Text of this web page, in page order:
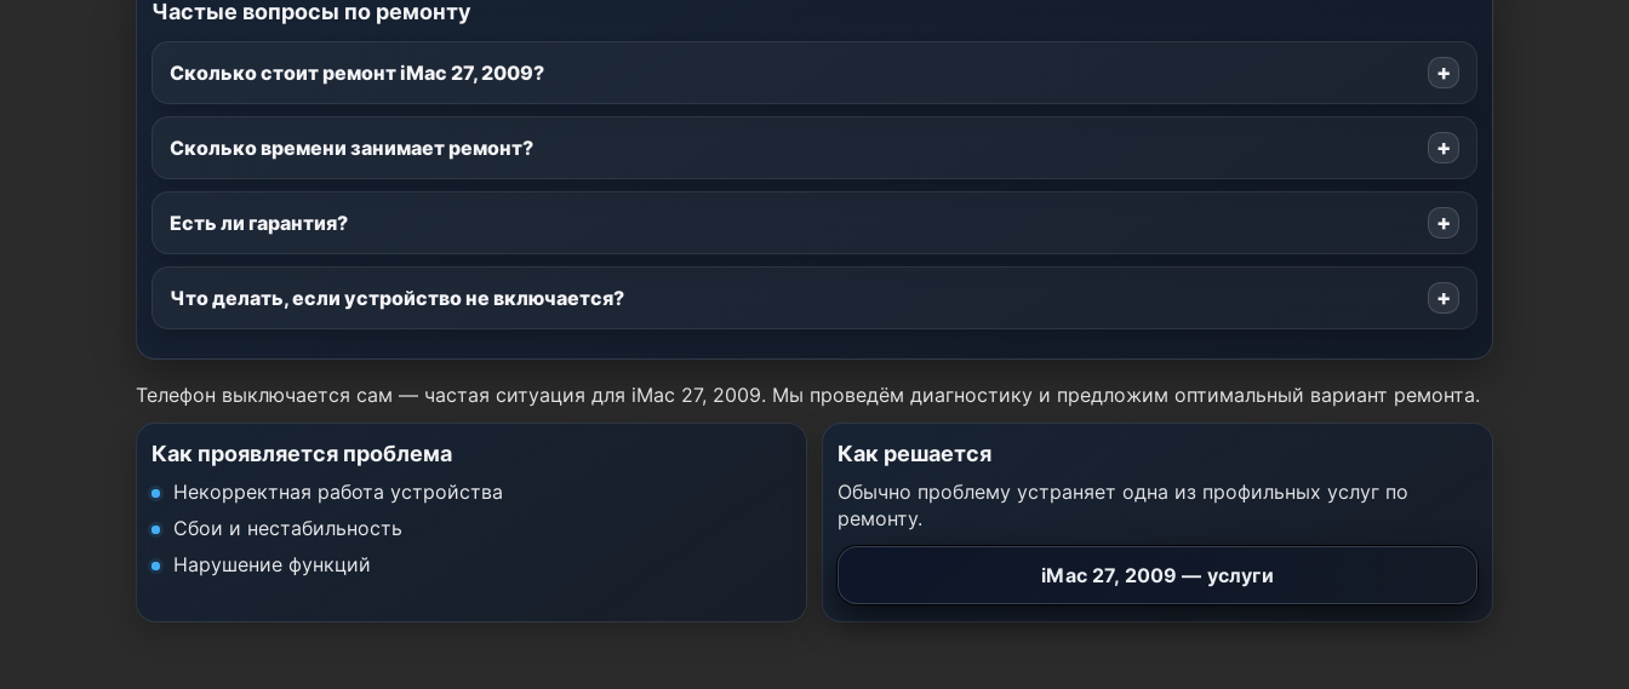
Частые вопросы по ремонту
Сколько стоит ремонт iMac 27, 2009?
Сколько времени занимает ремонт?
Есть ли гарантия?
Что делать, если устройство не включается?
Телефон выключается сам — частая ситуация для iMac 27, 2009. Мы проведём диагностику и предложим оптимальный вариант ремонта.
Как проявляется проблема
Некорректная работа устройства
Сбои и нестабильность
Нарушение функций
Как решается
Обычно проблему устраняет одна из профильных услуг по
ремонту.
iMac 27, 2009 — услуги